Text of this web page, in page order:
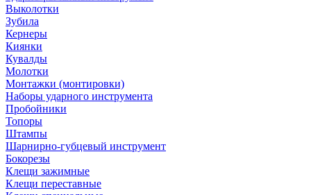
Выколотки
Зубила
Кернеры
Киянки
Кувалды
Молотки
Монтажки (монтировки)
Наборы ударного инструмента
Пробойники
Топоры
Штампы
Шарнирно-губцевый инструмент
Бокорезы
Клещи зажимные
Клещи переставные